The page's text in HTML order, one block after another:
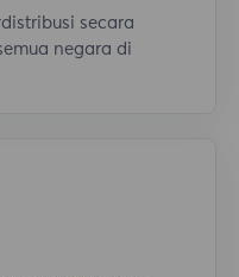
secara
negara di